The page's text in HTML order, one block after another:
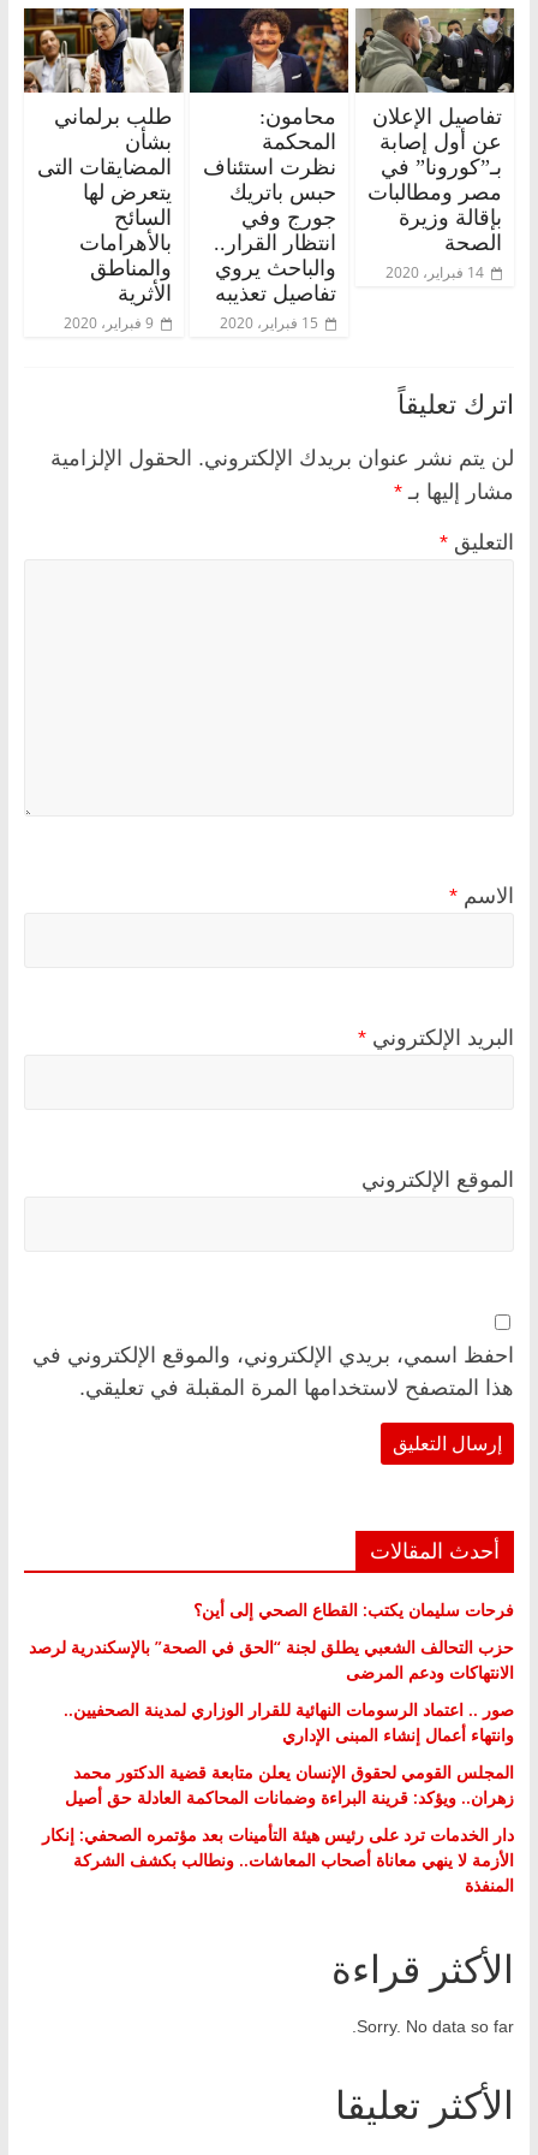
تفاصيل الإعلان
عن أول إصابة
بـ”كورونا” في
مصر ومطالبات
بإقالة وزيرة
الصحة
14 فبراير، 2020
محامون:
المحكمة
نظرت استئناف
حبس باتريك
جورج وفي
انتظار القرار..
والباحث يروي
تفاصيل تعذيبه
15 فبراير، 2020
طلب برلماني
بشأن
المضايقات التى
يتعرض لها
السائح
بالأهرامات
والمناطق
الأثرية
9 فبراير، 2020
اترك تعليقاً
لن يتم نشر عنوان بريدك الإلكتروني. الحقول الإلزامية
مشار إليها بـ *
التعليق *
الاسم *
البريد الإلكتروني *
الموقع الإلكتروني
احفظ اسمي، بريدي الإلكتروني، والموقع الإلكتروني في
هذا المتصفح لاستخدامها المرة المقبلة في تعليقي.
أحدث المقالات
فرحات سليمان يكتب: القطاع الصحي إلى أين؟
حزب التحالف الشعبي يطلق لجنة “الحق في الصحة” بالإسكندرية لرصد
الانتهاكات ودعم المرضى
صور .. اعتماد الرسومات النهائية للقرار الوزاري لمدينة الصحفيين..
وانتهاء أعمال إنشاء المبنى الإداري
المجلس القومي لحقوق الإنسان يعلن متابعة قضية الدكتور محمد
زهران.. ويؤكد: قرينة البراءة وضمانات المحاكمة العادلة حق أصيل
دار الخدمات ترد على رئيس هيئة التأمينات بعد مؤتمره الصحفي: إنكار
الأزمة لا ينهي معاناة أصحاب المعاشات.. ونطالب بكشف الشركة
المنفذة
الأكثر قراءة
Sorry. No data so far.
الأكثر تعليقا